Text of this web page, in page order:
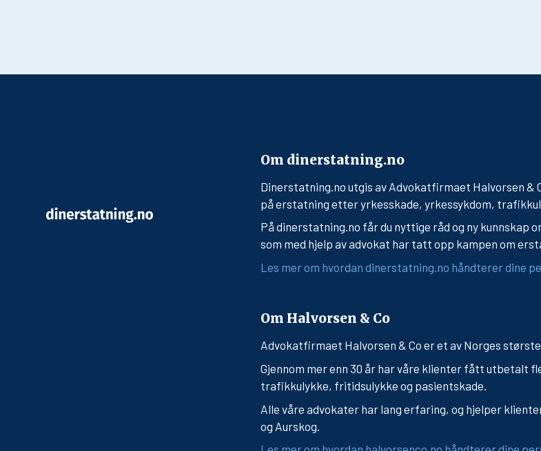
Om dinerstatning.no
Dinerstatning.no utgis av Advokatfirmaet Halvorsen &
på erstatning etter yrkesskade, yrkessykdom,
På dinerstatning.no får du nyttige råd og ny kunnskap
som med hjelp av advokat har tatt opp kampen om
Les mer om hvordan dinerstatning.no håndterer dine
Om Halvorsen & Co
Advokatfirmaet Halvorsen & Co er et av Norges
Gjennom mer enn 30 år har våre klienter fått utbetalt
trafikkulykke, fritidsulykke og pasientskade.
Alle våre advokater har lang erfaring, og hjelper
og Aurskog.